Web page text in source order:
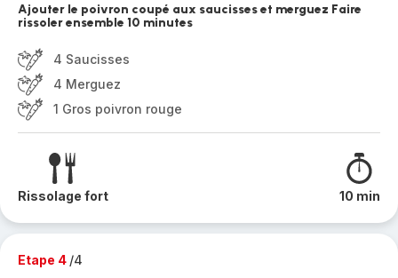
Ajouter le poivron coupé aux saucisses et merguez Faire
rissoler ensemble 10 minutes
4 Saucisses
4 Merguez
1 Gros poivron rouge
Rissolage fort 10 min
Etape 4 /4